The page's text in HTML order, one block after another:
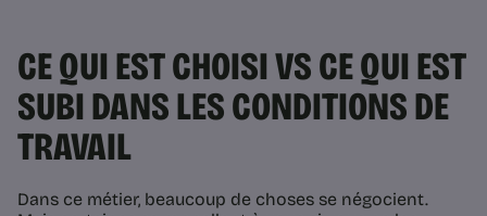
CE QUI EST CHOISI VS CE QUI EST
SUBI DANS LES CONDITIONS DE
TRAVAIL
Dans ce métier, beaucoup de choses se négocient.